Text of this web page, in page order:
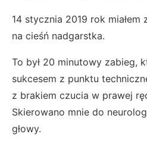
14 stycznia 2019 rok
na cieśń nadgarstka.
To był 20 minutowy zabieg,
sukcesem z punktu
z brakiem czucia w prawej
Skierowano mnie do
głowy.